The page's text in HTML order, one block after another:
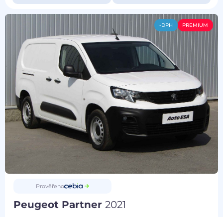
-DPH PREMIUM
Prověřeno
Peugeot Partner2021